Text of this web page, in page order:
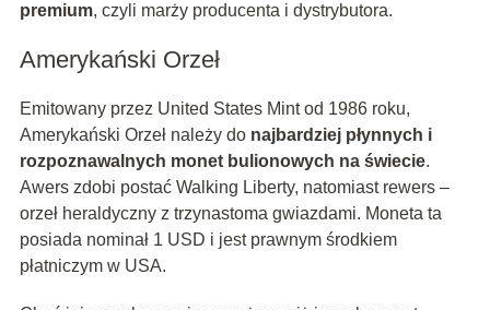
premium, czyli marży producenta i dystrybutora.
Amerykański Orzeł
Emitowany przez United States Mint od 1986 roku,
Amerykański Orzeł należy do najbardziej płynnych i
rozpoznawalnych monet bulionowych na świecie.
Awers zdobi postać Walking Liberty, natomiast rewers –
orzeł heraldyczny z trzynastoma gwiazdami. Moneta ta
posiada nominał 1 USD i jest prawnym środkiem
płatniczym w USA.